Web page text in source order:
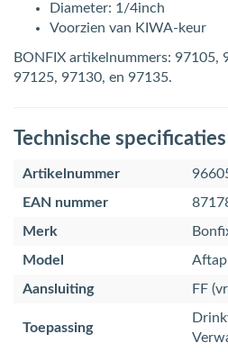
Diameter: 1/4inch
Voorzien van KIWA-keur
BONFIX artikelnummers: 97105,
97125, 97130, en 97135.
Technische specificaties
Artikelnummer
EAN nummer
Merk
Model
Aansluiting
FF
Toepassing